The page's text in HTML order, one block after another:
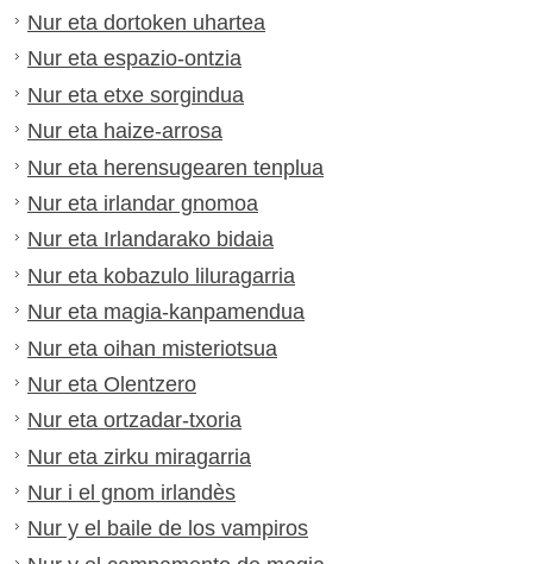
Nur eta dortoken uhartea
Nur eta espazio-ontzia
Nur eta etxe sorgindua
Nur eta haize-arrosa
Nur eta herensugearen tenplua
Nur eta irlandar gnomoa
Nur eta Irlandarako bidaia
Nur eta kobazulo liluragarria
Nur eta magia-kanpamendua
Nur eta oihan misteriotsua
Nur eta Olentzero
Nur eta ortzadar-txoria
Nur eta zirku miragarria
Nur i el gnom irlandès
Nur y el baile de los vampiros